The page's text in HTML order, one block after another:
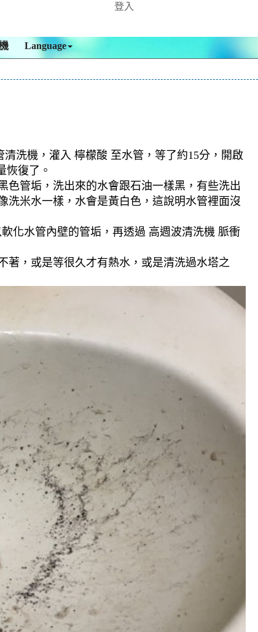
登入
Language
洗機，灌入 檸檬酸 至水管，等了約15分，開啟
恢復了。
色管垢，洗出來的水會跟石油一樣黑，有些洗出
洗米水一樣，水會是黃白色，這說明水管裡面沒
化水管內壁的管垢，再透過 高週波清洗機 脈衝
著，或是等很久才有熱水，或是清洗過水塔之